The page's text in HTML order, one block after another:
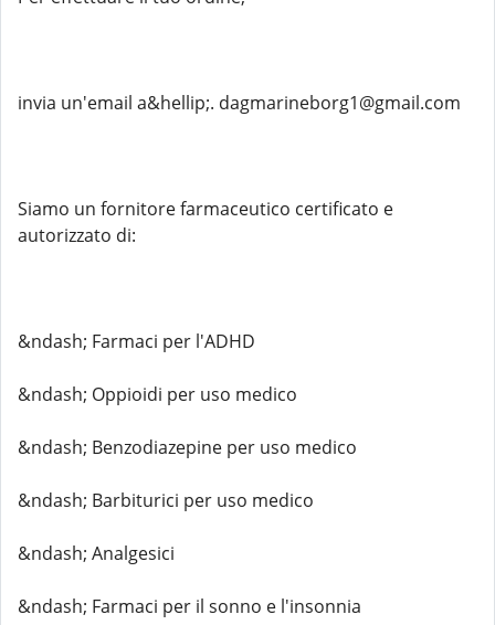
invia un'email a&hellip;. dagmarineborg1@gmail.com
Siamo un fornitore farmaceutico certificato e
autorizzato di:
&ndash; Farmaci per l'ADHD
&ndash; Oppioidi per uso medico
&ndash; Benzodiazepine per uso medico
&ndash; Barbiturici per uso medico
&ndash; Analgesici
&ndash; Farmaci per il sonno e l'insonnia